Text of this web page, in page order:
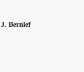
J. Bernlef